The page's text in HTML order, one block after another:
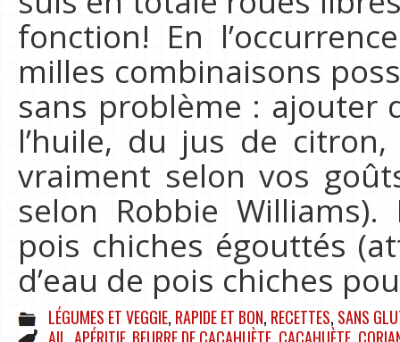
fonction! En
milles combinaisons
sans problème : ajouter
l’huile, du jus de
vraiment selon vos
selon Robbie
pois chiches égouttés
d’eau de pois chiches
LÉGUMES ET VEGGIE, RAPIDE ET BON, RECETTES, SANS